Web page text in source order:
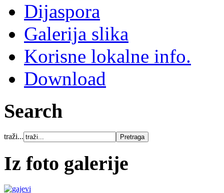
Dijaspora
Galerija slika
Korisne lokalne info.
Download
Search
traži...
Iz foto galerije